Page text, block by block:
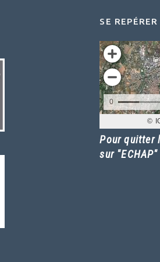
SE
Pour quitter
sur "ECHAP"